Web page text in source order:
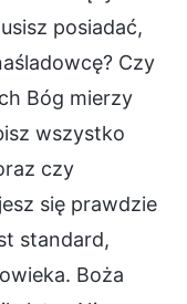
posiadać,
Czy
Bóg mierzy
wszystko
czy
się prawdzie
standard,
Boża